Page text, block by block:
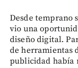
Desde temprano
vio una
diseño digital.
de herramientas
publicidad había